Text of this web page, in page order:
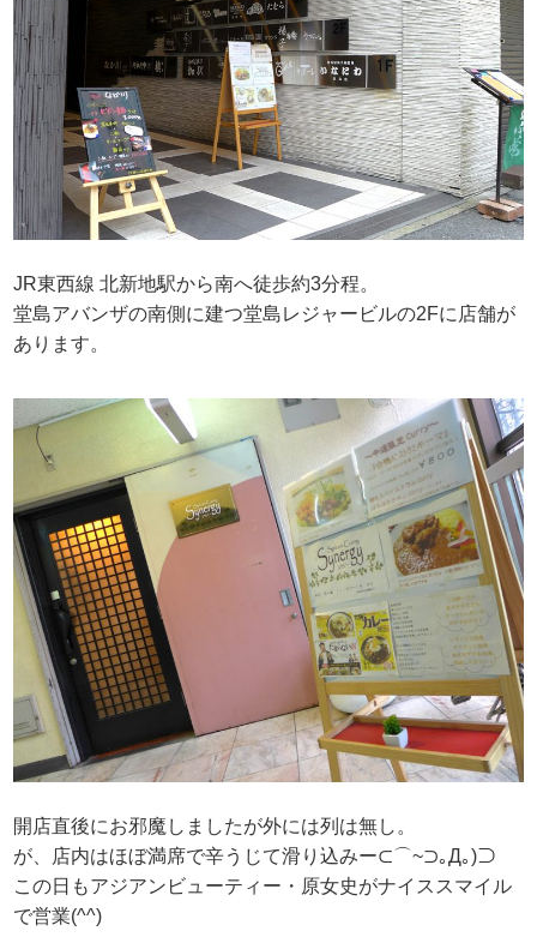
JR東西線 北新地駅から南へ徒歩約3分程。
堂島アバンザの南側に建つ堂島レジャービルの2Fに店舗が
あります。
開店直後にお邪魔しましたが外には列は無し。
が、店内はほぼ満席で辛うじて滑り込みー⊂⌒~⊃｡Д｡)⊃
この日もアジアンビューティー・原女史がナイススマイル
で営業(^^)